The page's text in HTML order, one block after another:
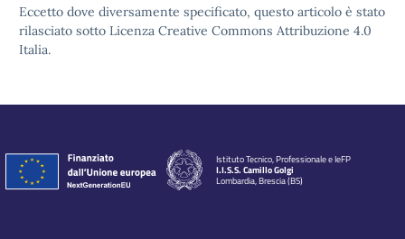
Eccetto dove diversamente specificato, questo articolo è stato
rilasciato sotto Licenza Creative Commons Attribuzione 4.0
Italia.
Istituto Tecnico, Professionale e IeFP
I.I.S.S. Camillo Golgi
Lombardia, Brescia (BS)